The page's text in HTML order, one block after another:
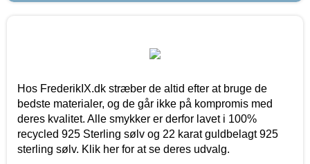
Hos FrederikIX.dk stræber de altid efter at bruge de
bedste materialer, og de går ikke på kompromis med
deres kvalitet. Alle smykker er derfor lavet i 100%
recycled 925 Sterling sølv og 22 karat guldbelagt 925
sterling sølv. Klik her for at se deres udvalg.